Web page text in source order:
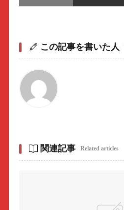
この記事を書いた人
関連記事 Related articles